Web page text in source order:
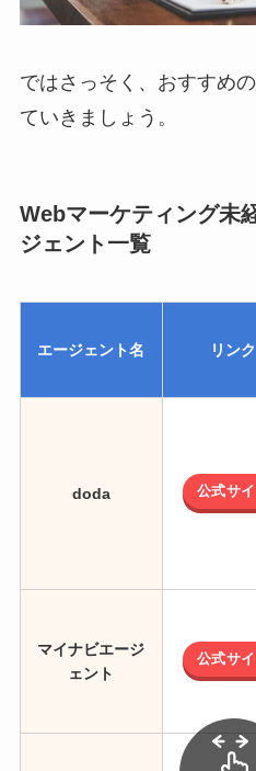
ではさっそく、おすすめ
ていきましょう。
Webマーケティング未
ジェント一覧
エージェント名 リンク
doda 公式サ
マイナビエージ
ェント
公式サ